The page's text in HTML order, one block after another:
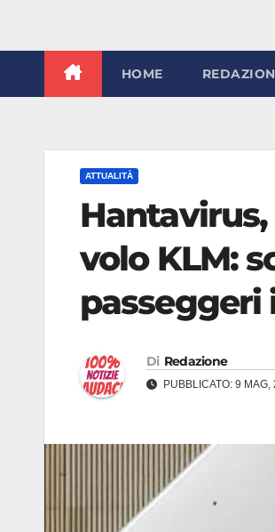
HOME
ATTUALITÀ
volo KLM:
passeggeri
Di Redazione
PUBBLICATO: 9